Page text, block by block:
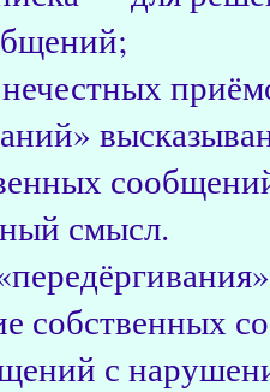
смысл.
собственных
с